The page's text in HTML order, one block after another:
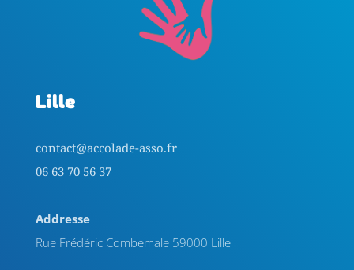
Lille
contact@accolade-asso.fr
06 63 70 56 37
Addresse
Rue Frédéric Combemale 59000 Lille